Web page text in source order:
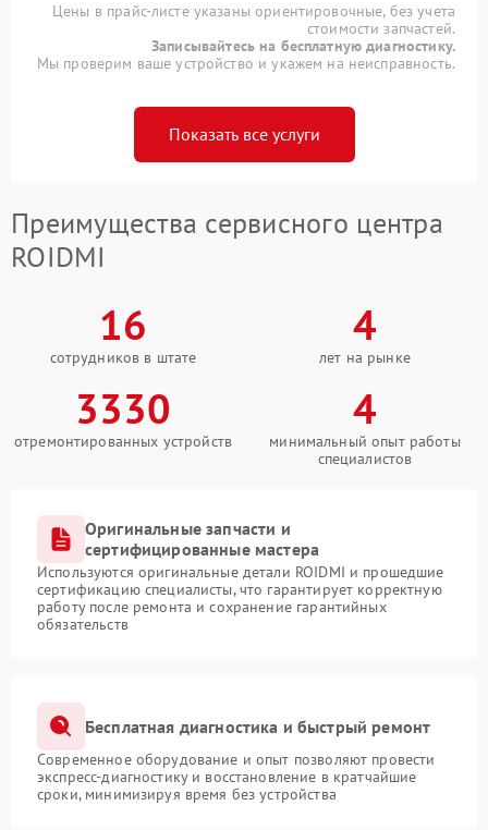
Цены в прайс-листе указаны ориентировочные, без учета
стоимости запчастей.
Записывайтесь на бесплатную диагностику.
Мы проверим ваше устройство и укажем на неисправность.
Показать все услуги
Преимущества сервисного центра
ROIDMI
16
сотрудников в штате
4
лет на рынке
3330
отремонтированных устройств
4
минимальный опыт работы
специалистов
Оригинальные запчасти и
сертифицированные мастера
Используются оригинальные детали ROIDMI и прошедшие
сертификацию специалисты, что гарантирует корректную
работу после ремонта и сохранение гарантийных
обязательств
Бесплатная диагностика и быстрый ремонт
Современное оборудование и опыт позволяют провести
экспресс-диагностику и восстановление в кратчайшие
сроки, минимизируя время без устройства